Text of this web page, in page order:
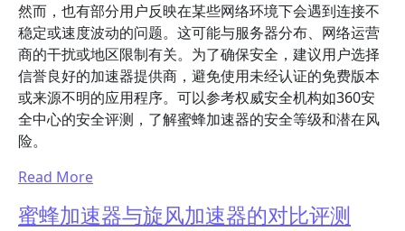
然而，也有部分用户反映在某些网络环境下会遇到连接不
稳定或速度波动的问题。这可能与服务器分布、网络运营
商的干扰或地区限制有关。为了确保安全，建议用户选择
信誉良好的加速器提供商，避免使用未经认证的免费版本
或来源不明的应用程序。可以参考权威安全机构如360安
全中心的安全评测，了解蜜蜂加速器的安全等级和潜在风
险。
Read More
蜜蜂加速器与旋风加速器的对比评测